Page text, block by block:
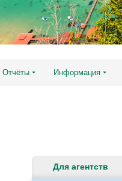
Отчёты Информация
Для агентств